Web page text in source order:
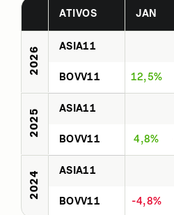
ATIVOS JAN
2026 ASIA11
BOVV11 12,5%
2025 ASIA11
BOVV11 4,8%
2024 ASIA11
BOVV11 -4,8%